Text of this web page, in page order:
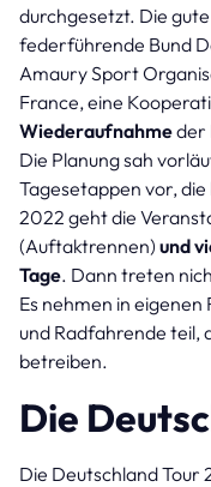
durchgesetzt. Die
federführende Bund
Amaury Sport
France, eine
Wiederaufnahmeder
Die Planung sah
Tagesetappen vor,
2022 geht die
(Auftaktrennen) und
Tage. Dann treten
Es nehmen in
und Radfahrende teil,
betreiben.
Die
Die Deutschland Tour